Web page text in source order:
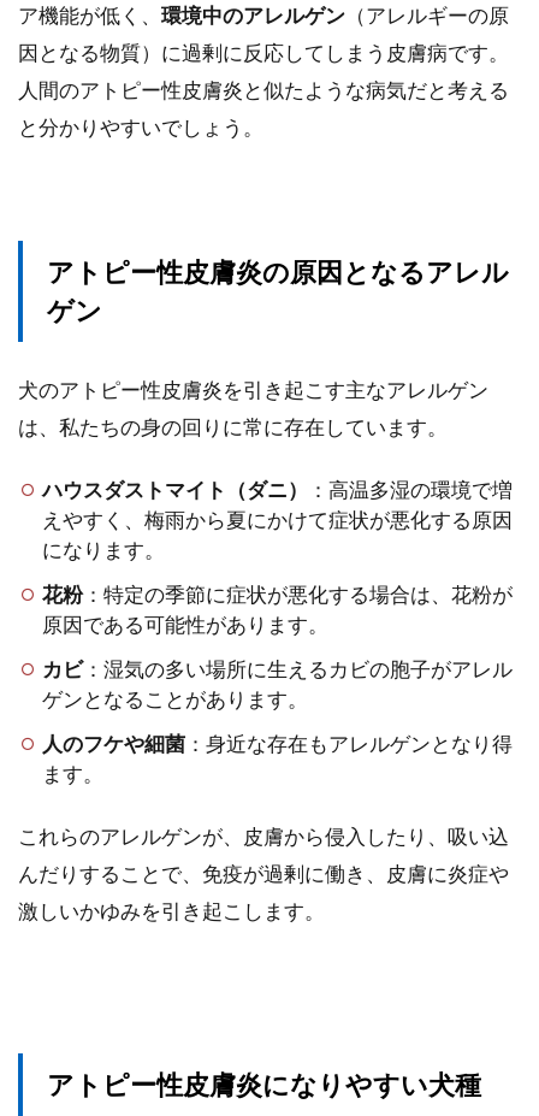
ア機能が低く、 環境中のアレルゲン （アレルギーの原
因となる物質）に過剰に反応してしまう皮膚病です。
人間のアトピー性皮膚炎と似たような病気だと考える
と分かりやすいでしょう。
アトピー性皮膚炎の原因となるアレル
ゲン
犬のアトピー性皮膚炎を引き起こす主なアレルゲン
は、私たちの身の回りに常に存在しています。
ハウスダストマイト（ダニ）
：高温多湿の環境で増
えやすく、梅雨から夏にかけて症状が悪化する原因
になります。
花粉：特定の季節に症状が悪化する場合は、花粉が
原因である可能性があります。
カビ：湿気の多い場所に生えるカビの胞子がアレル
ゲンとなることがあります。
人のフケや細菌 ：身近な存在もアレルゲンとなり得
ます。
これらのアレルゲンが、皮膚から侵入したり、吸い込
んだりすることで、免疫が過剰に働き、皮膚に炎症や
激しいかゆみを引き起こします。
アトピー性皮膚炎になりやすい犬種